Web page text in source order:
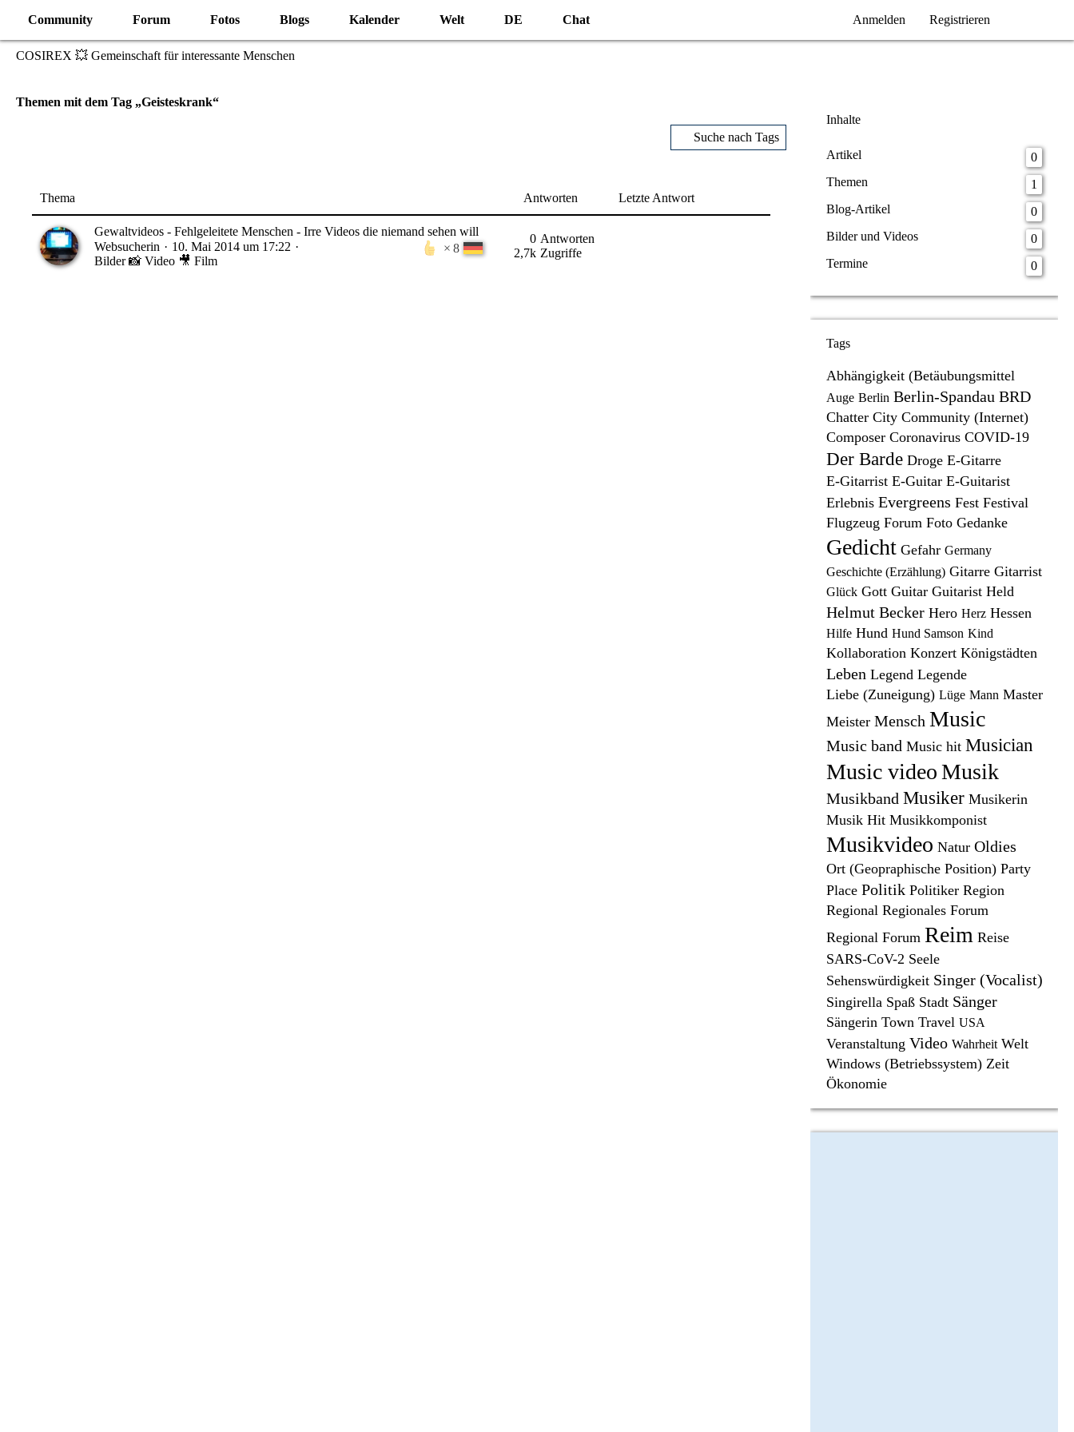
Community Forum Fotos Blogs Kalender Welt DE Chat Anmelden Registrieren
COSIREX 💥 Gemeinschaft für interessante Menschen
Themen mit dem Tag „Geisteskrank“
Suche nach Tags
Thema Antworten Letzte Antwort
Gewaltvideos - Fehlgeleitete Menschen - Irre Videos die niemand sehen will
8
Websucherin
10. Mai 2014 um 17:22
Bilder 📸 Video 🎥 Film
Antworten
0
Zugriffe
2,7k
Inhalte
Artikel
0
Themen
1
Blog-Artikel
0
Bilder und Videos
0
Termine
0
Tags
Abhängigkeit (Betäubungsmittel
Auge Berlin Berlin-Spandau BRD
Chatter City Community (Internet)
Composer Coronavirus COVID-19
Der Barde Droge E-Gitarre
E-Gitarrist E-Guitar E-Guitarist
Erlebnis Evergreens Fest Festival
Flugzeug Forum Foto Gedanke
Gedicht Gefahr Germany
Geschichte (Erzählung) Gitarre Gitarrist
Glück Gott Guitar Guitarist Held
Helmut Becker Hero Herz Hessen
Hilfe Hund Hund Samson Kind
Kollaboration Konzert Königstädten
Leben Legend Legende
Liebe (Zuneigung) Lüge Mann Master
Meister Mensch Music
Music band Music hit Musician
Music videoMusik
Musikband Musiker Musikerin
Musik Hit Musikkomponist
Musikvideo Natur Oldies
Ort (Geopraphische Position) Party
Place Politik Politiker Region
Regional Regionales Forum
Regional Forum Reim Reise
SARS-CoV-2 Seele
Sehenswürdigkeit Singer (Vocalist)
Singirella Spaß Stadt Sänger
Sängerin Town Travel USA
Veranstaltung Video Wahrheit Welt
Windows (Betriebssystem) Zeit
Ökonomie